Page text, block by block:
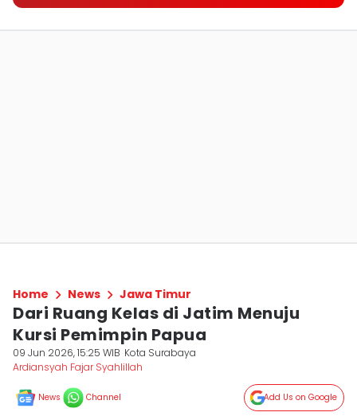
Home News Jawa Timur
Dari Ruang Kelas di Jatim Menuju
Kursi Pemimpin Papua
09 Jun 2026, 15:25 WIB Kota Surabaya
Ardiansyah Fajar Syahlillah
News Channel Add Us on Google